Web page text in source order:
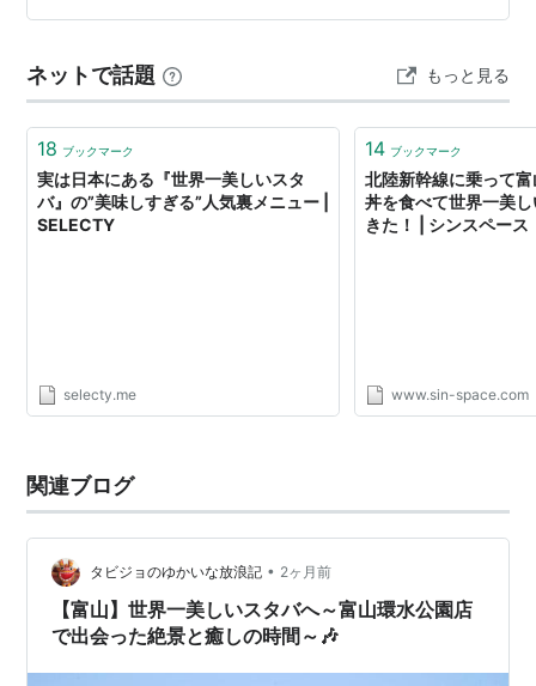
が「ドバイにあるスタバ」…
ネットで話題 もっと見る
18 ブックマーク
実は日本にある『世界一美しいスタ
バ』の”美味しすぎる”人気裏メニュー |
SELECTY
selecty.me
14 ブックマーク
北陸新幹線に乗って
丼を食べて世界一美
きた！ | シンスペース
www.sin-space.com
関連ブログ
タビジョのゆかいな放浪記 • 2ヶ月前
【富山】世界一美しいスタバへ～富山環水公園店
で出会った絶景と癒しの時間～🎶